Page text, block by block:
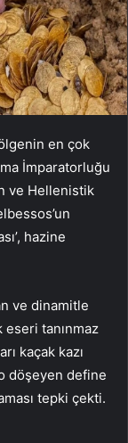
en çok
İmparatorluğu
ve Hellenistik
hazine
ve dinamitle
eseri tanınmaz
kaçak kazı
döşeyen define
tepki çekti.